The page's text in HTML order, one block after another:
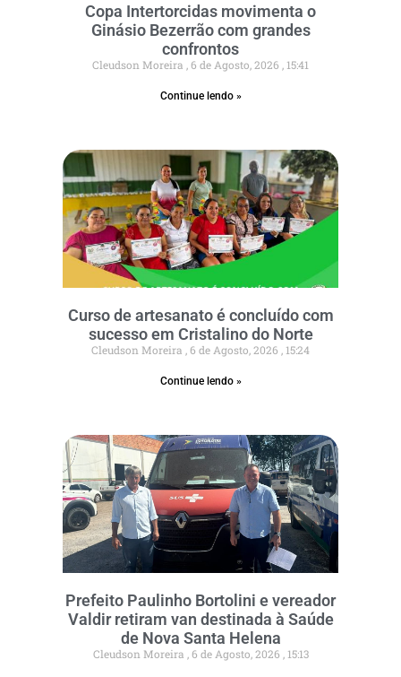
Copa Intertorcidas movimenta o
Ginásio Bezerrão com grandes
confrontos
Cleudson Moreira 6 de Agosto, 2026 15:41
Continue lendo »
Curso de artesanato é concluído com
sucesso em Cristalino do Norte
Cleudson Moreira 6 de Agosto, 2026 15:24
Continue lendo »
Prefeito Paulinho Bortolini e vereador
Valdir retiram van destinada à Saúde
de Nova Santa Helena
Cleudson Moreira 6 de Agosto, 2026 15:13